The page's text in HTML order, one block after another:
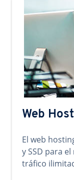
Web
El web
y SSD para
tráfico